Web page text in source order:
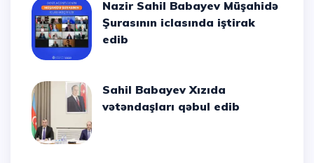
Nazir Sahil Babayev Müşahidə
Şurasının iclasında iştirak
edib
Sahil Babayev Xızıda
vətəndaşları qəbul edib